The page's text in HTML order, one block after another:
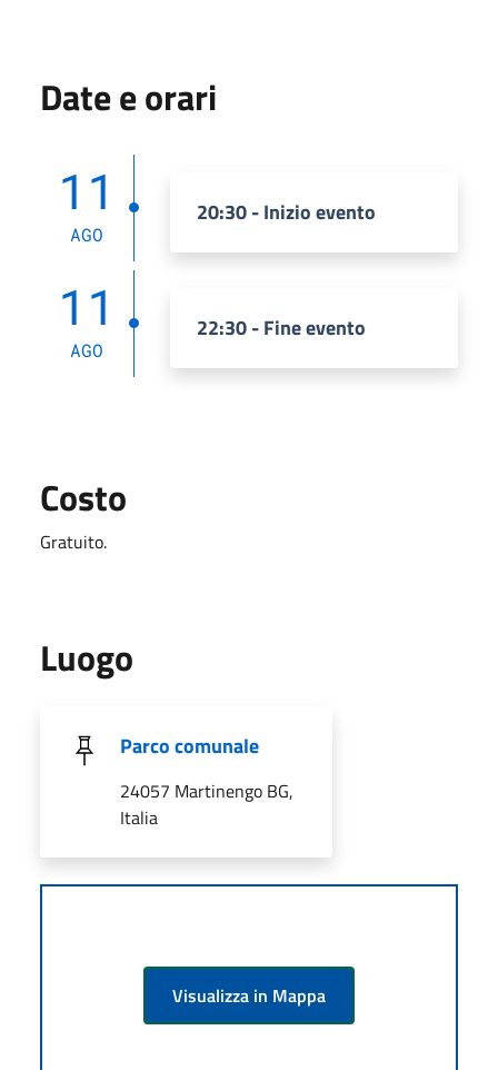
Date e orari
11
AGO
20:30 - Inizio evento
11
AGO
22:30 - Fine evento
Costo
Gratuito.
Luogo
Parco comunale
24057 Martinengo BG,
Italia
Visualizza in Mappa